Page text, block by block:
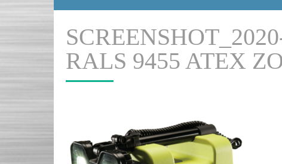
RALS 9455 ATEX